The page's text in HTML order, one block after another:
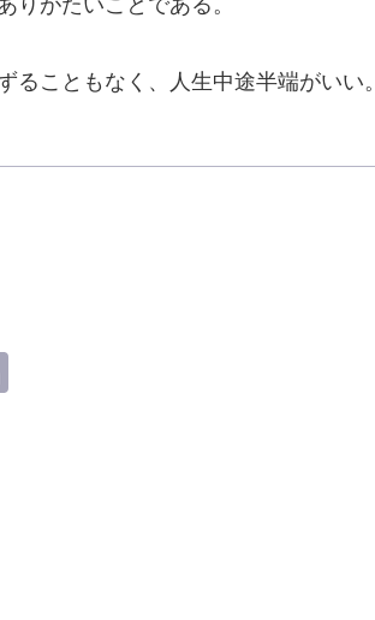
りがたいことである。
こともなく、人生中途半端がいい。